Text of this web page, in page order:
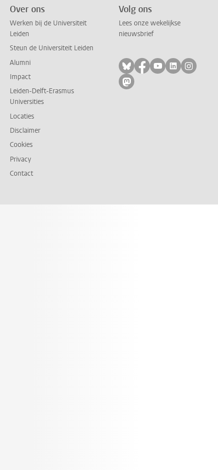
Over ons
Werken bij de Universiteit
Leiden
Steun de Universiteit Leiden
Alumni
Impact
Leiden-Delft-Erasmus
Universities
Locaties
Disclaimer
Cookies
Privacy
Contact
Volg ons
Lees onze wekelijkse
nieuwsbrief
Volg ons op bluesky
Volg ons op
Volg ons op
Volg ons
Volg
Volg ons op mastodon